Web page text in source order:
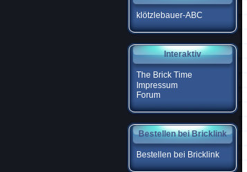
klötzlebauer-ABC
Interaktiv
The Brick Time
Impressum
Forum
Bestellen bei Bricklink
Bestellen bei Bricklink